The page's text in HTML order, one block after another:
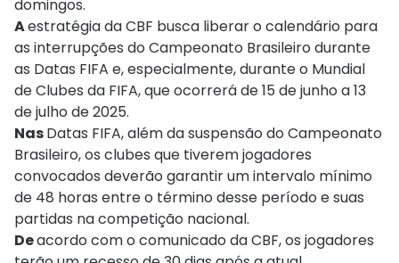
domingos.
Aestratégia da CBF busca liberar o calendário para
as interrupções do Campeonato Brasileiro durante
as Datas FIFA e, especialmente, durante o Mundial
de Clubes da FIFA, que ocorrerá de 15 de junho a 13
de julho de 2025.
NasDatas FIFA, além da suspensão do Campeonato
Brasileiro, os clubes que tiverem jogadores
convocados deverão garantir um intervalo mínimo
de 48 horas entre o término desse período e suas
partidas na competição nacional.
Deacordo com o comunicado da CBF, os jogadores